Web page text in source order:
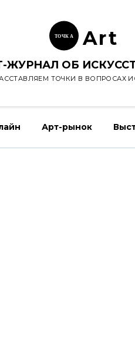
ТОЧК А Art
ЖУРНАЛ ОБ
ТОЧКИ В ВОПРОСАХ
Арт-рынок